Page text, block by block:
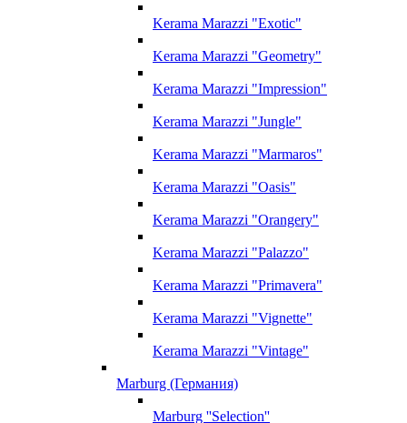
Kerama Marazzi "Exotic"
Kerama Marazzi "Geometry"
Kerama Marazzi "Impression"
Kerama Marazzi "Jungle"
Kerama Marazzi "Marmaros"
Kerama Marazzi "Oasis"
Kerama Marazzi "Orangery"
Kerama Marazzi "Palazzo"
Kerama Marazzi "Primavera"
Kerama Marazzi "Vignette"
Kerama Marazzi "Vintage"
Marburg (Германия)
Marburg ''Selection''